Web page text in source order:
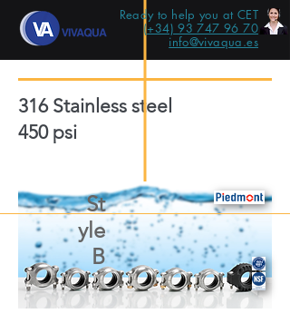
Ready to help you at CET
(+34) 93 747 96 70
info@vivaqua.es
316 Stainless steel
450 psi
St
yle
B